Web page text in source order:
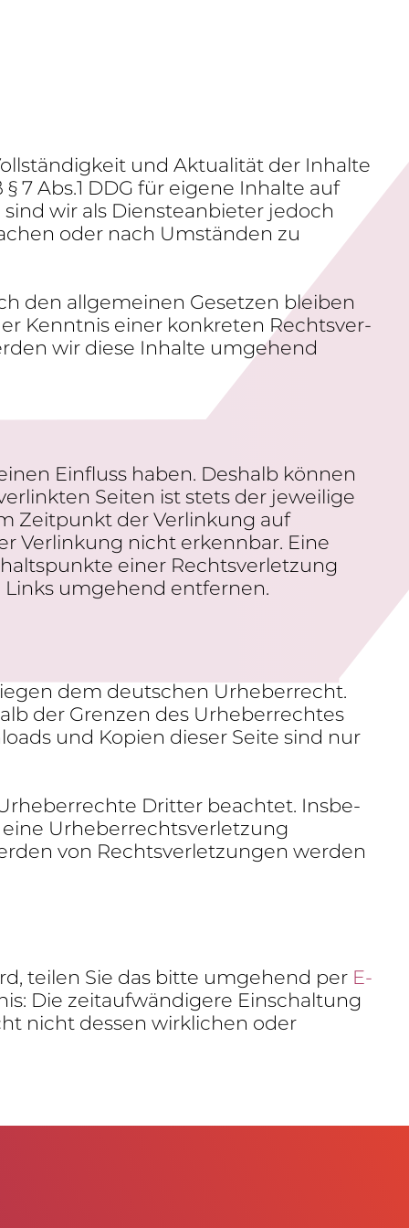
und Aktua­lität der Inhalte
7 Abs.1 DDG für eigene Inhalte auf
wir als Diens­te­an­bieter jedoch
oder nach Umständen zu
den allge­meinen Gesetzen bleiben
Kenntnis einer konkreten Rechts­ver­
wir diese Inhalte umge­hend
Einfluss haben. Deshalb können
Seiten ist stets der jewei­lige
Zeit­punkt der Verlin­kung auf
Verlin­kung nicht erkennbar. Eine
einer Rechts­ver­let­zung
umge­hend entfernen.
dem deut­schen Urhe­ber­recht.
der Grenzen des Urhe­ber­rechtes
und Kopien dieser Seite sind nur
Dritter beachtet. Insbe­
Urhe­ber­rechts­ver­let­zung
von Rechts­ver­let­zungen werden
teilen Sie das bitte umge­hend per E-
Die zeit­auf­wän­di­gere Einschal­tung
nicht dessen wirk­li­chen oder